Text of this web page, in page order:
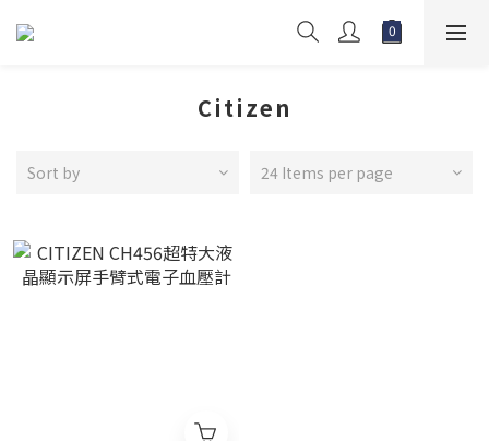
Citizen
Sort by 24 Items per page